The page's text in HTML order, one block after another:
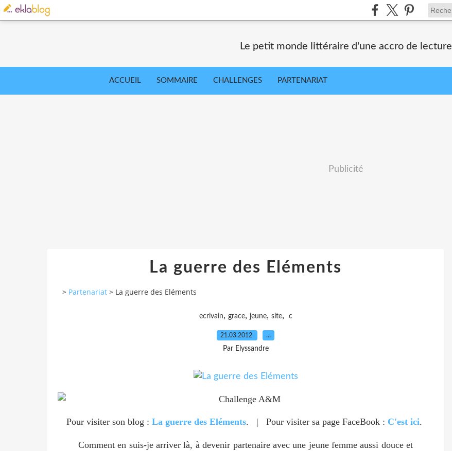
Le petit monde littéraire d'une accro de lecture
ACCUEIL SOMMAIRE CHALLENGES PARTENARIAT
Publicité
La guerre des Eléments
> Partenariat > La guerre des Eléments
ecrivain, grace, jeune, site, c
21.03.2012 …
Par Elyssandre
Pour visiter son blog : La guerre des Eléments. | Pour visiter sa page FaceBook : C'est ici.
Comment en suis-je arriver là, à devenir partenaire avec une jeune femme aussi douce et